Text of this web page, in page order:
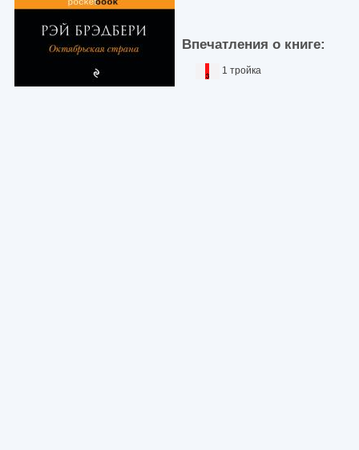
Впечатления о книге:
1 тройка